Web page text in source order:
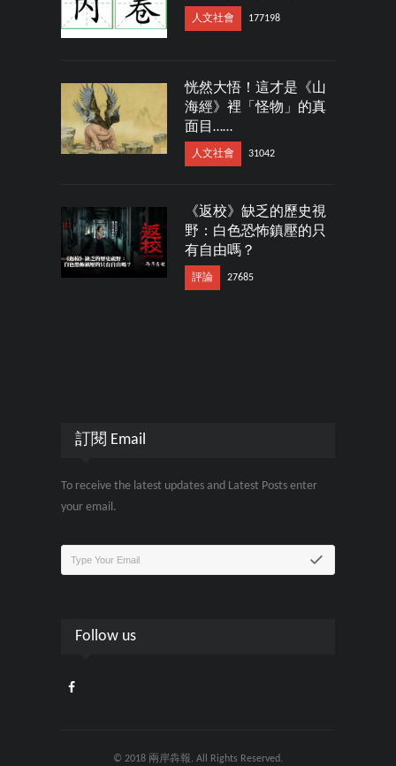
人文社會 177198
恍然大悟！這才是《山
海經》裡「怪物」的真
面目……
人文社會 31042
《返校》缺乏的歷史視
野：白色恐怖鎮壓的只
有自由嗎？
評論 27685
訂閱 Email
To receive the latest updates and Latest Posts enter
your email.
Follow us
© 2018 兩岸犇報. All Rights Reserved.